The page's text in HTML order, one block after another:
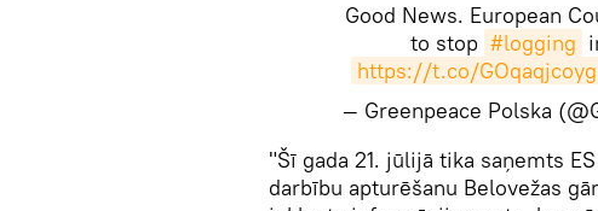
Good News. European
to stop #logging
https://t.co/GOqaqjcoyg
— Greenpeace Polska
​"Šī gada 21. jūlijā tika saņemts
darbību apturēšanu Belovežas